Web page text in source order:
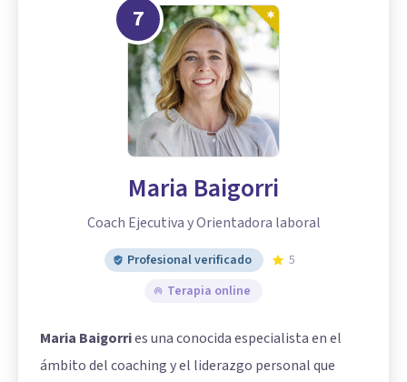
7
Maria Baigorri
Coach Ejecutiva y Orientadora laboral
Profesional verificado
5
Terapia online
Maria Baigorries una conocida especialista en el
ámbito del coaching y el liderazgo personal que